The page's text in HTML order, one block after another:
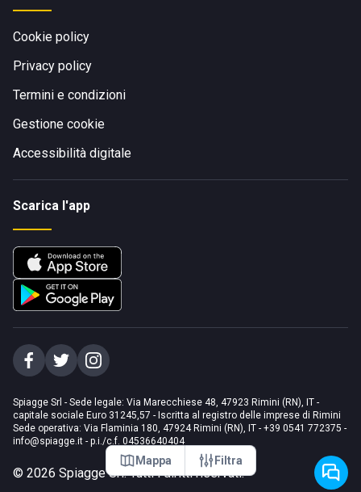
Mappa Filtra
Cookie policy
Privacy policy
Termini e condizioni
Gestione cookie
Accessibilità digitale
Scarica l'app
Spiagge Srl - Sede legale: Via Marecchiese 48, 47923 Rimini (RN), IT -
capitale sociale Euro 31245,57 - Iscritta al registro delle imprese di Rimini
Sede operativa: Via Flaminia 180, 47924 Rimini (RN), IT - +39 0541 772375 -
info@spiagge.it - p.i./c.f. 04536640404
© 2026 Spiagge Srl. Tutti i diritti riservati.